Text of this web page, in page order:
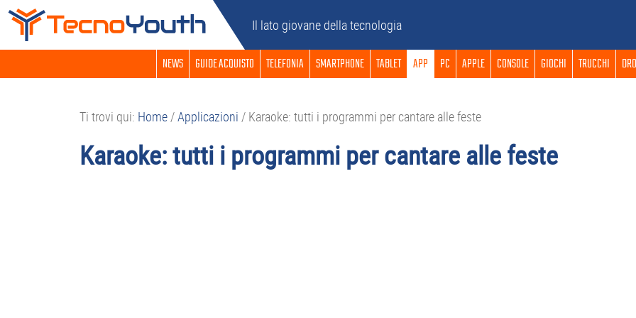
Passa
navigazione
Passa
contenuto
Passa
barra
Passa
piè
Il lato giovane della tecnologia
NEWS GUIDE ACQUISTO TELEFONIA SMARTPHONE TABLET APP PC APPLE CONSOLE GIOCHI TRUCCHI
Ti trovi qui: Home/Applicazioni / Karaoke: tutti i programmi per cantare alle feste
Karaoke: tutti i programmi per cantare alle feste